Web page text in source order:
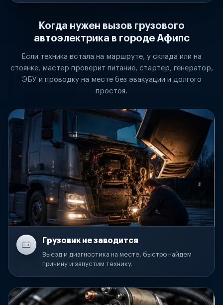
Когда нужен вызов грузового
автоэлектрика в городе Афипс
Если техника встала на маршруте, у склада или на
стоянке, мастер проверит питание, стартер, генератор,
ЭБУ и проводку на месте без эвакуации и долгого
простоя.
Грузовик не заводится
Выезд и диагностика на месте, быстро найдем
причину и запустим технику.